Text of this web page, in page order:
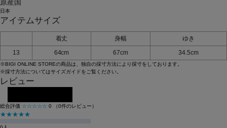
原産国
日本
アイテムサイズ
着丈 身幅
ゆき
13
64cm 67cm 34.5cm
※BIGI ONLINE STOREの商品は、独自の採寸方法により採寸をしております。
※採寸方法についてはサイズガイドをご覧ください。
レビュー
総合評価 ☆☆☆☆☆ 0 （0件のレビュー）
★★★★★